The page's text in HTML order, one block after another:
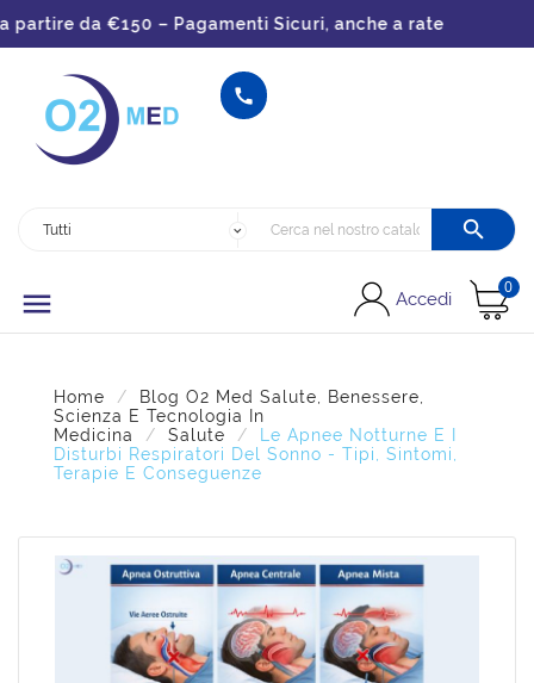
da €150 – Pagamenti Sicuri, anche a rate


 Accedi
0
Home
Blog O2 Med Salute, Benessere,
Scienza E Tecnologia In
Medicina
Salute
Le Apnee Notturne E I
Disturbi Respiratori Del Sonno - Tipi, Sintomi,
Terapie E Conseguenze